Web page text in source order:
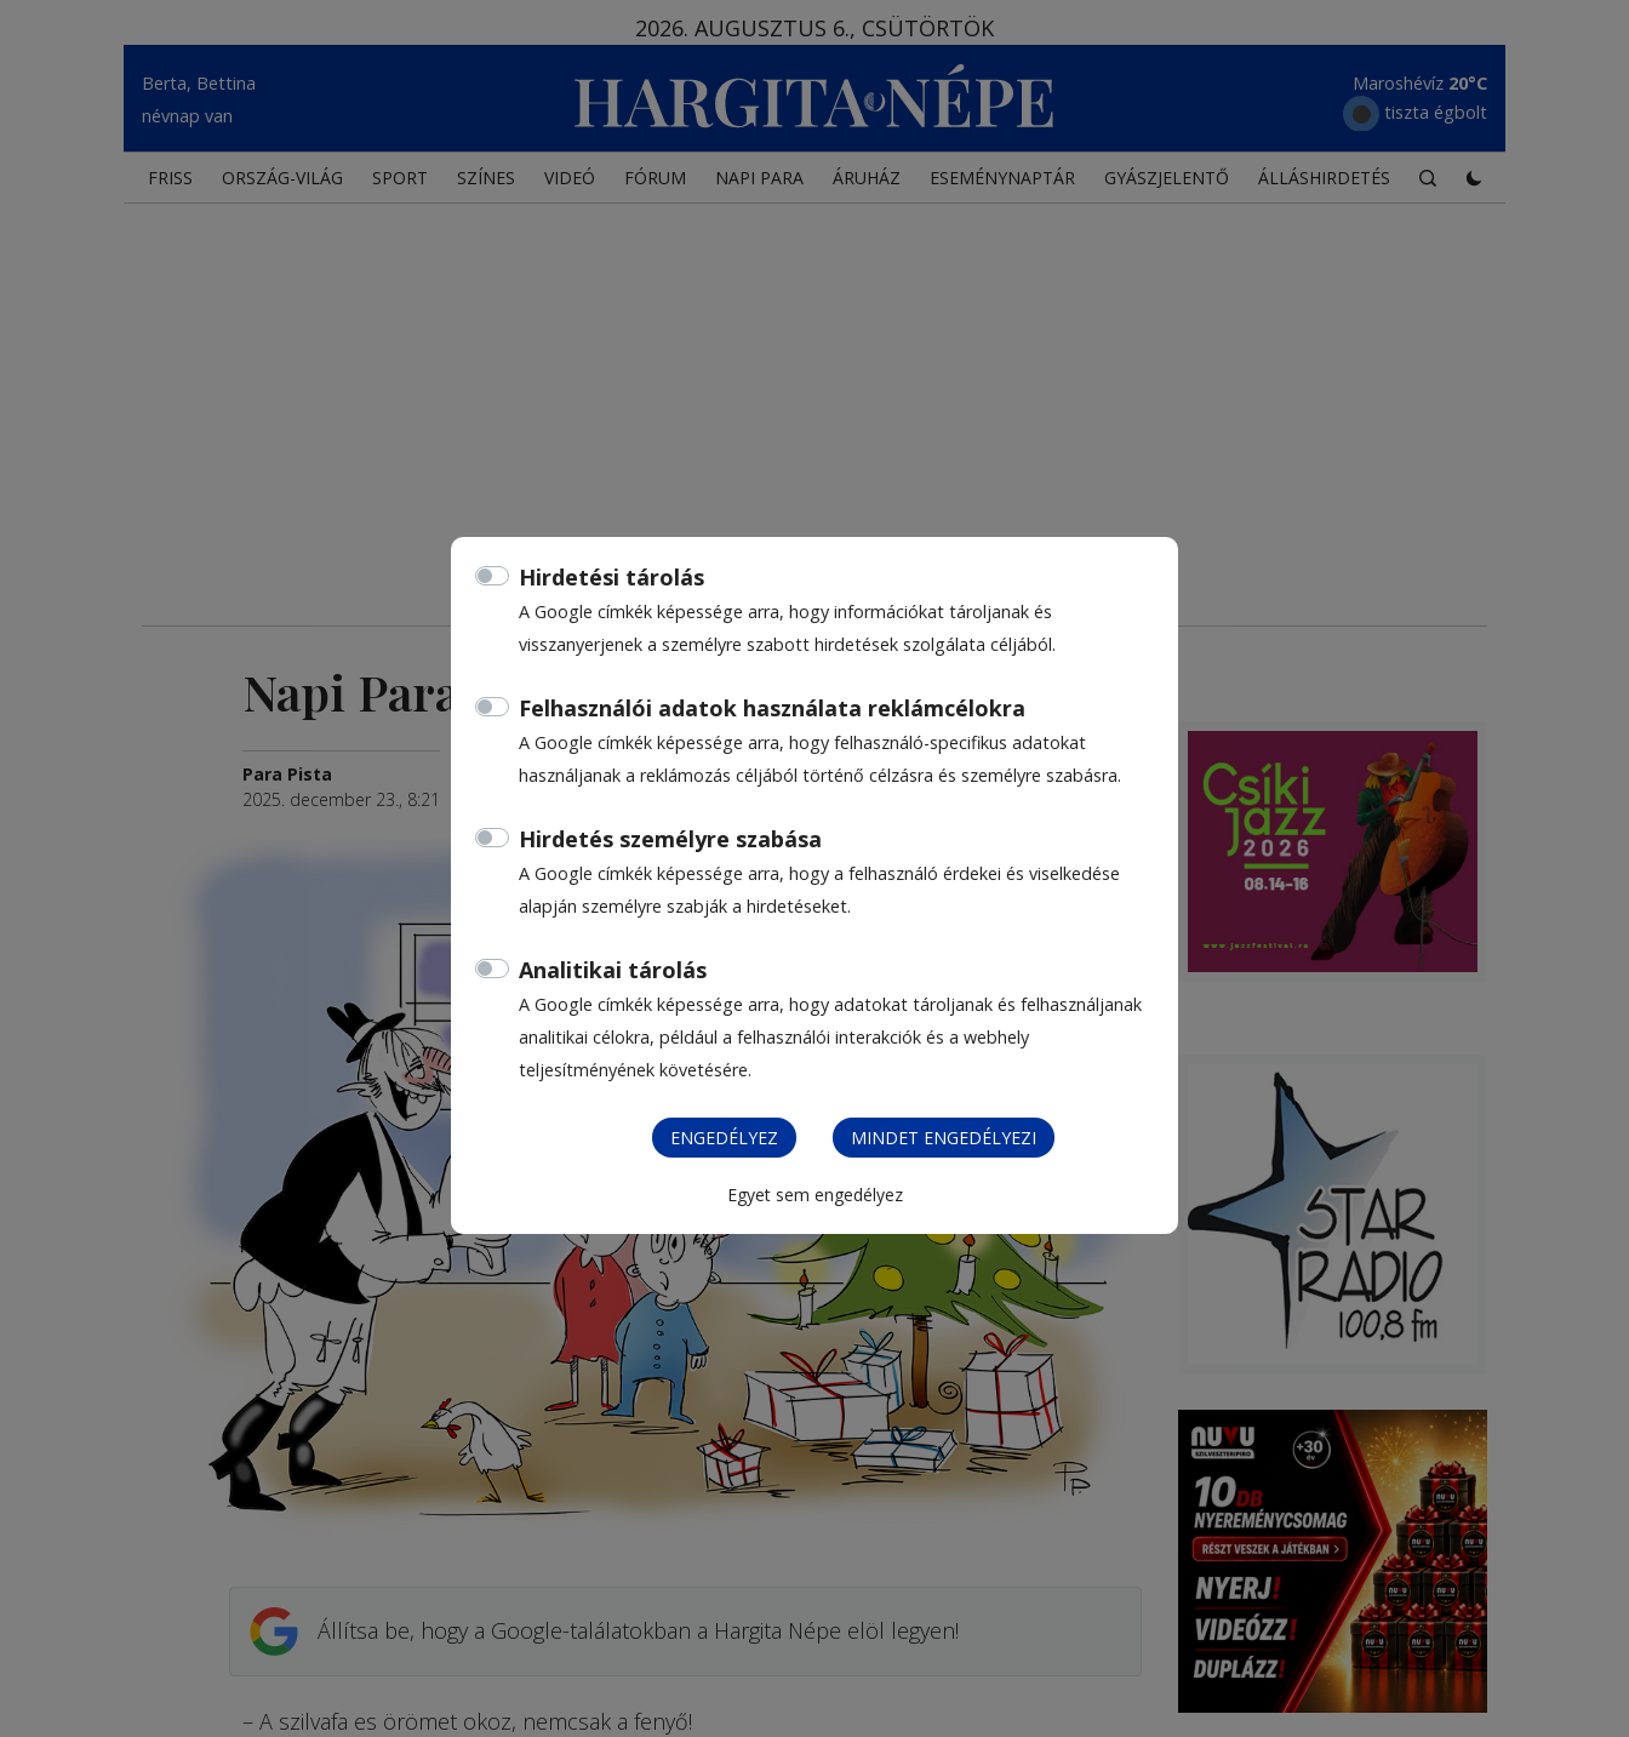
Hirdetési tárolás
A Google címkék képessége arra, hogy információkat tároljanak és
visszanyerjenek a személyre szabott hirdetések szolgálata céljából.
Felhasználói adatok használata reklámcélokra
A Google címkék képessége arra, hogy felhasználó-specifikus adatokat
használjanak a reklámozás céljából történő célzásra és személyre szabásra.
Hirdetés személyre szabása
A Google címkék képessége arra, hogy a felhasználó érdekei és viselkedése
alapján személyre szabják a hirdetéseket.
Analitikai tárolás
A Google címkék képessége arra, hogy adatokat tároljanak és felhasználjanak
analitikai célokra, például a felhasználói interakciók és a webhely
teljesítményének követésére.
ENGEDÉLYEZ MINDET ENGEDÉLYEZI
Egyet sem engedélyez
2026. AUGUSZTUS 6., CSÜTÖRTÖK
Berta, Bettina
névnap van
Maroshévíz 20°C
tiszta égbolt
FRISS ORSZÁG-VILÁG SPORT SZÍNES VIDEÓ FÓRUM NAPI PARA ÁRUHÁZ ESEMÉNYNAPTÁR GYÁSZJELENTŐ ÁLLÁSHIRDETÉS
Napi Para
Para Pista
2025. december 23., 8:21
Állítsa be, hogy a Google-találatokban a Hargita Népe elöl legyen!
– A szilvafa es örömet okoz, nemcsak a fenyő!